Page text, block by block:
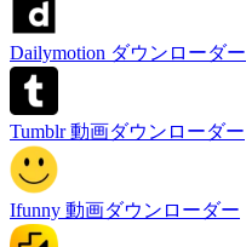
Dailymotion ダウンローダー
Tumblr 動画ダウンローダー
Ifunny 動画ダウンローダー